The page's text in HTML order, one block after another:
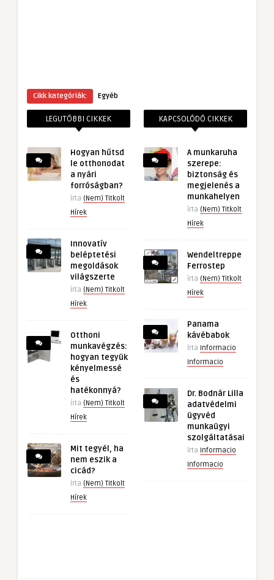
Cikk kategóriák: Egyéb
LEGUTÓBBI CIKKEK
Hogyan hűtsd
le otthonodat
a nyári
forróságban?
írta (Nem) Titkolt
Hírek
Innovatív
beléptetési
megoldások
világszerte
írta (Nem) Titkolt
Hírek
Otthoni
munkavégzés:
hogyan tegyük
kényelmessé
és
hatékonnyá?
írta (Nem) Titkolt
Hírek
Mit tegyél, ha
nem eszik a
cicád?
írta (Nem) Titkolt
Hírek
KAPCSOLÓDÓ CIKKEK
A munkaruha
szerepe:
biztonság és
megjelenés a
munkahelyen
írta (Nem) Titkolt
Hírek
Wendeltreppe
Ferrostep
írta (Nem) Titkolt
Hírek
Panama
kávébabok
írta
Informacio
Informacio
Dr. Bodnár Lilla
adatvédelmi
ügyvéd
munkaügyi
szolgáltatásai
írta
Informacio
Informacio